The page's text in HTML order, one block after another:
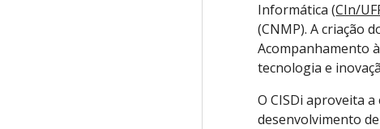
Informática (CIn/
(CNMP). A criação
Acompanhamento
tecnologia e
O CISDi aproveita
desenvolvimento